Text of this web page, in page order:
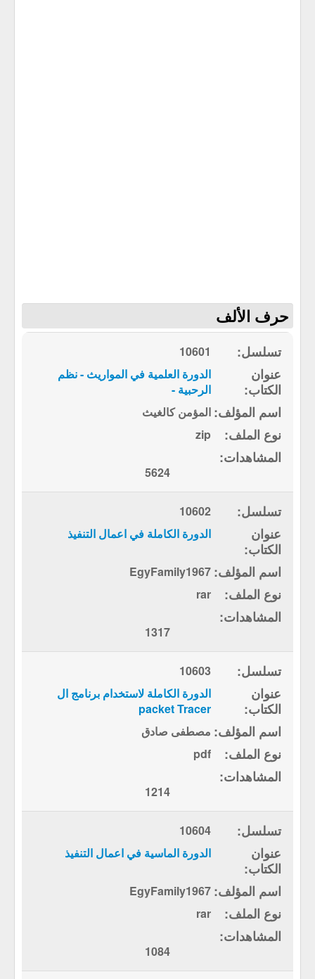
حرف الألف
10601
الدورة العلمية في المواريث - نظم
الرحبية -
المؤمن كالغيث
zip
5624
10602
الدورة الكاملة في اعمال التنفيذ
EgyFamily1967
rar
1317
10603
الدورة الكاملة لاستخدام برنامج ال
packet Tracer
مصطفى صادق
pdf
1214
10604
الدورة الماسية في اعمال التنفيذ
EgyFamily1967
rar
1084